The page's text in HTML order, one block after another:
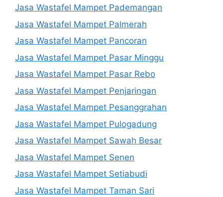
Jasa Wastafel Mampet Pademangan
Jasa Wastafel Mampet Palmerah
Jasa Wastafel Mampet Pancoran
Jasa Wastafel Mampet Pasar Minggu
Jasa Wastafel Mampet Pasar Rebo
Jasa Wastafel Mampet Penjaringan
Jasa Wastafel Mampet Pesanggrahan
Jasa Wastafel Mampet Pulogadung
Jasa Wastafel Mampet Sawah Besar
Jasa Wastafel Mampet Senen
Jasa Wastafel Mampet Setiabudi
Jasa Wastafel Mampet Taman Sari